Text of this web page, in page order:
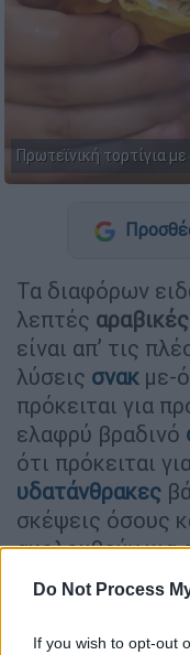
Do Not Process
If you wish to opt-out
Πρωτεϊνική τορτίγια
Τα διαφόρων
λεπτές
είναι απ’ τις
λύσεις σνακ με-
πρόκειται για
ελαφρύ βραδινό
ότι πρόκειται
υδατάνθρακες
σκέψεις όσους
ακολουθούν μια
ισορροπημένη
δίαιτα